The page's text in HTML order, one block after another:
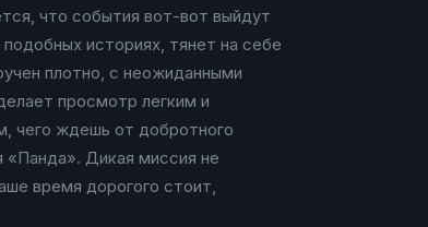
что события вот-вот выйдут
историях, тянет на себе
плотно, с неожиданными
просмотр легким и
чего ждешь от добротного
Дикая миссия не
время дорогого стоит,